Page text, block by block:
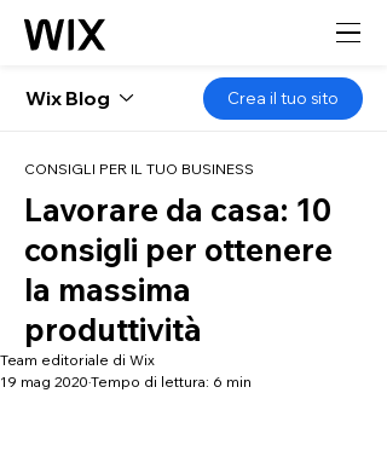
Wix Blog Crea il tuo sito
CONSIGLI PER IL TUO BUSINESS
Lavorare da casa: 10
consigli per ottenere
la massima
produttività
Team editoriale di Wix
19 mag 2020 Tempo di lettura: 6 min